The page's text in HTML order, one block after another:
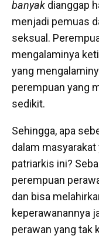
banyak dianggap
menjadi pemuas
seksual.
mengalaminya
yang
perempuan yang
sedikit.
Sehingga, apa
dalam
patriarkis ini?
perempuan
dan bisa
keperawanannya
perawan yang tak